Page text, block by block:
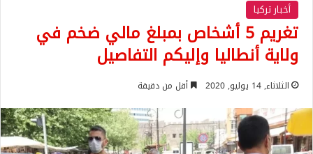
أخبار تركيا
تغريم 5 أشخاص بمبلغ مالي ضخم في
ولاية أنطاليا وإليكم التفاصيل
الثلاثاء, 14 يوليو, 2020 أقل من دقيقة